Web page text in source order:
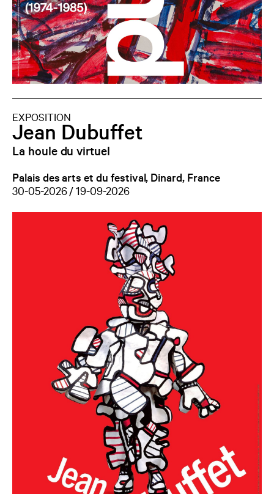
EXPOSITION
Jean Dubuffet
La houle du virtuel
Palais des arts et du festival, Dinard, France
30-05-2026 / 19-09-2026